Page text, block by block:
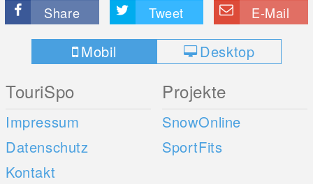
Share Tweet E-Mail
Mobil Desktop
TouriSpo
Impressum
Datenschutz
Kontakt
Projekte
SnowOnline
SportFits